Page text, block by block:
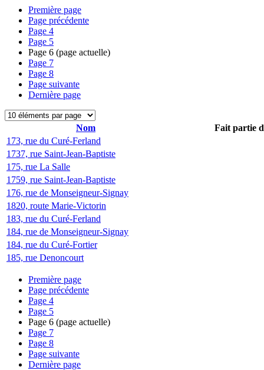
Première page
Page précédente
Page 4
Page 5
Page 6 (page actuelle)
Page 7
Page 8
Page suivante
Dernière page
Nom
Fait partie
173, rue du Curé-Ferland
1737, rue Saint-Jean-Baptiste
175, rue La Salle
1759, rue Saint-Jean-Baptiste
176, rue de Monseigneur-Signay
1820, route Marie-Victorin
183, rue du Curé-Ferland
184, rue de Monseigneur-Signay
184, rue du Curé-Fortier
185, rue Denoncourt
Première page
Page précédente
Page 4
Page 5
Page 6 (page actuelle)
Page 7
Page 8
Page suivante
Dernière page